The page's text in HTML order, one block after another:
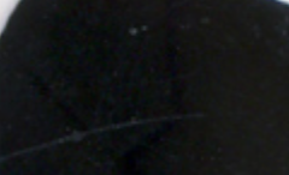
Udostępniając
swoje
zainteresowania i